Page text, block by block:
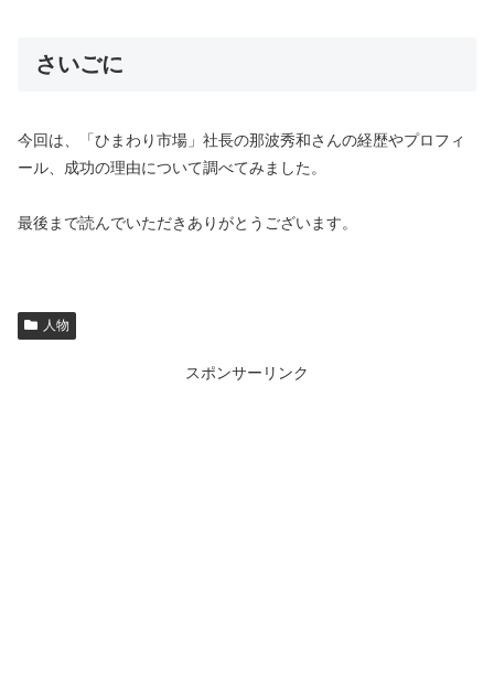
さいごに
今回は、「ひまわり市場」社長の那波秀和さんの経歴やプロフィ
ール、成功の理由について調べてみました。
最後まで読んでいただきありがとうございます。
人物
スポンサーリンク